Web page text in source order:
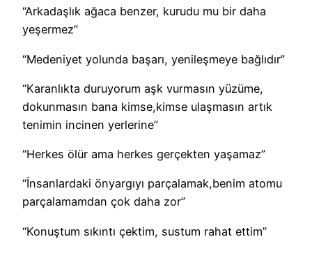
“Arkadaşlık ağaca benzer, kurudu mu bir daha
yeşermez”
“Medeniyet yolunda başarı, yenileşmeye bağlıdır”
“Karanlıkta duruyorum aşk vurmasın yüzüme,
dokunmasın bana kimse,kimse ulaşmasın artık
tenimin incinen yerlerine”
“Herkes ölür ama herkes gerçekten yaşamaz”
“İnsanlardaki önyargıyı parçalamak,benim atomu
parçalamamdan çok daha zor”
“Konuştum sıkıntı çektim, sustum rahat ettim”